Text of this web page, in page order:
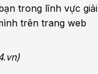
trong lĩnh vực giải
trên trang web